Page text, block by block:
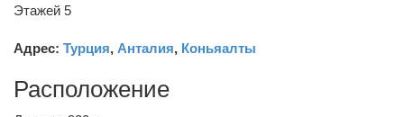
Этажей 5
Адрес: Турция, Анталия, Коньяалты
Расположение